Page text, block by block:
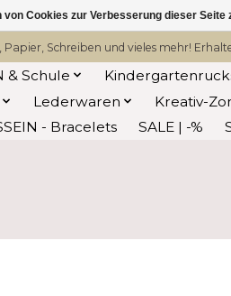
Schreiben und vieles mehr!
& Schule
Lederwaren Kreativ-
- Bracelets
SALE | -%
Cookies zur Verbesserung dieser Seite